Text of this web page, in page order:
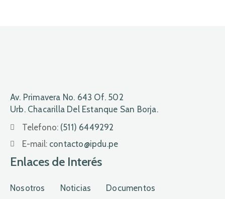
Av. Primavera No. 643 Of. 502
Urb. Chacarilla Del Estanque San Borja.
Telefono: (511) 6449292
E-mail: contacto@ipdu.pe
Enlaces de Interés
Nosotros Noticias Documentos